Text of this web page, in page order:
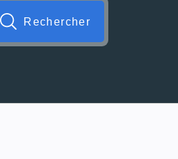
formulaire. Vous
Rechercher